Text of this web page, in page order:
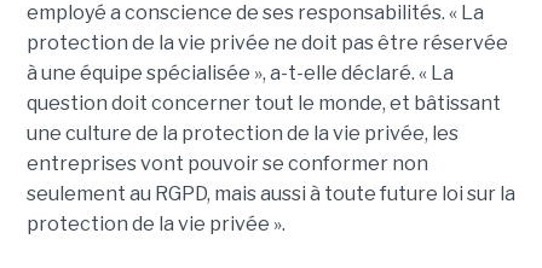
employé a conscience de ses responsabilités. « La
protection de la vie privée ne doit pas être réservée
à une équipe spécialisée », a-t-elle déclaré. « La
question doit concerner tout le monde, et bâtissant
une culture de la protection de la vie privée, les
entreprises vont pouvoir se conformer non
seulement au RGPD, mais aussi à toute future loi sur la
protection de la vie privée ».